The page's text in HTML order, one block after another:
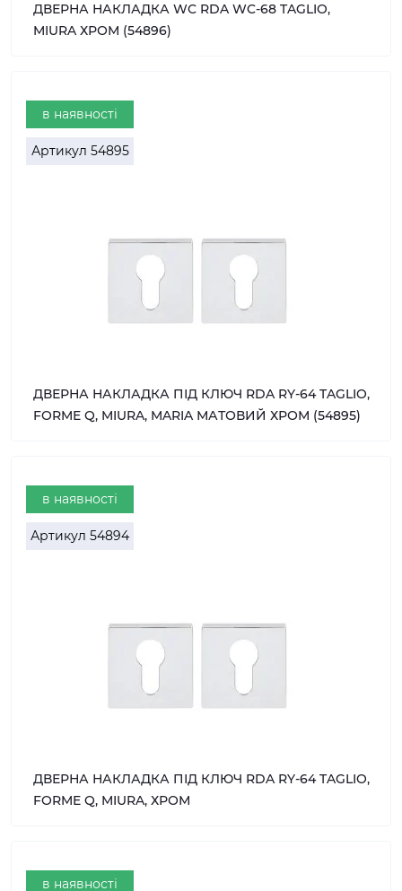
ДВЕРНА НАКЛАДКА WC RDA WC-68 TAGLIO,
MIURA ХРОМ (54896)
в наявності
Артикул 54895
ДВЕРНА НАКЛАДКА ПІД КЛЮЧ RDA RY-64 TAGLIO,
FORME Q, MIURA, MARIA МАТОВИЙ ХРОМ (54895)
в наявності
Артикул 54894
ДВЕРНА НАКЛАДКА ПІД КЛЮЧ RDA RY-64 TAGLIO,
FORME Q, MIURA, ХРОМ
в наявності